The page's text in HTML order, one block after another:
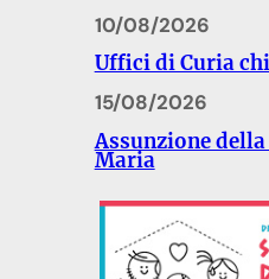
10/08/2026
Uffici di Curia
15/08/2026
Assunzione
Maria